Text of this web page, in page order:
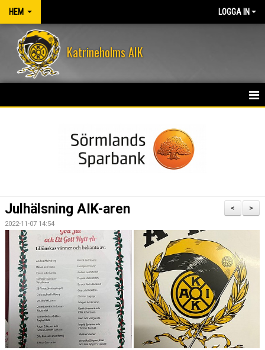
HEM LOGGA IN
Katrineholms AIK
KALENDER
VÅRA LEDARE
DOKUMENT
STYRELSE
SPORTGRUPPEN, FOTBOLL
>
<
Julhälsning AIK-aren
2022-11-07 14:54